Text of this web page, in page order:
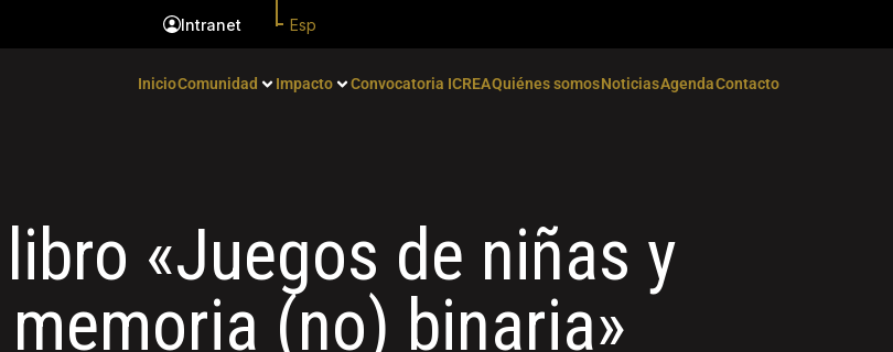
Intranet Esp
InicioComunidad Impacto Convocatoria ICREAQuiénes somosNoticiasAgendaContacto
«Juegos de niñas y
(no) binaria»